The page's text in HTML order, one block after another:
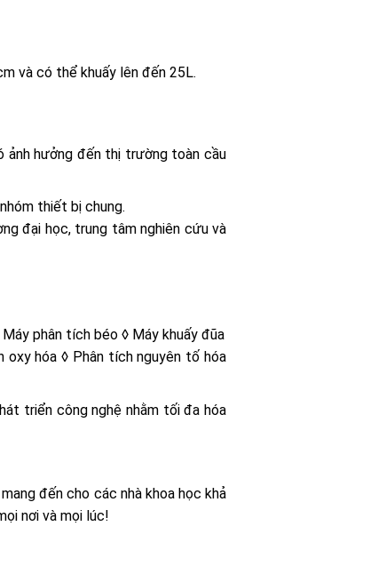
và có thể khuấy lên đến 25L.
ảnh hưởng đến thị trường toàn cầu
thiết bị chung.
đại học, trung tâm nghiên cứu và
phân tích béo ◊ Máy khuấy đũa
hóa ◊ Phân tích nguyên tố hóa
triển công nghệ nhằm tối đa hóa
đến cho các nhà khoa học khả
nơi và mọi lúc!